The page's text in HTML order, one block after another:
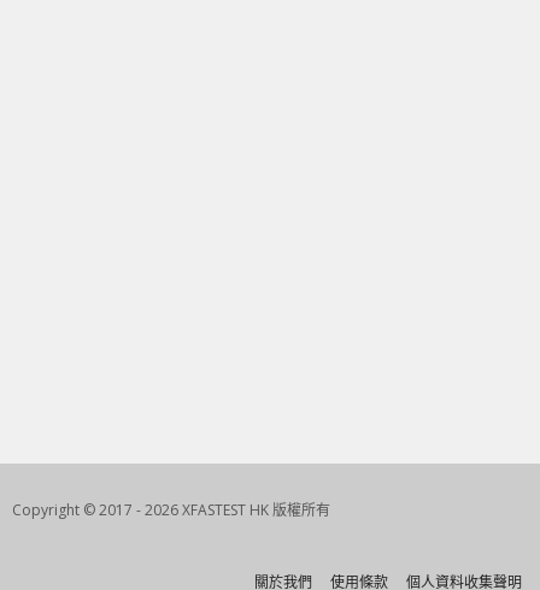
Copyright © 2017 - 2026 XFASTEST HK 版權所有
關於我們 使用條款 個人資料收集聲明